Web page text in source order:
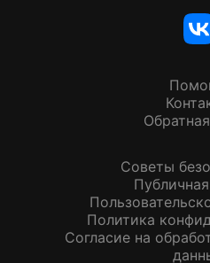
Советы
Политика
Согласие на